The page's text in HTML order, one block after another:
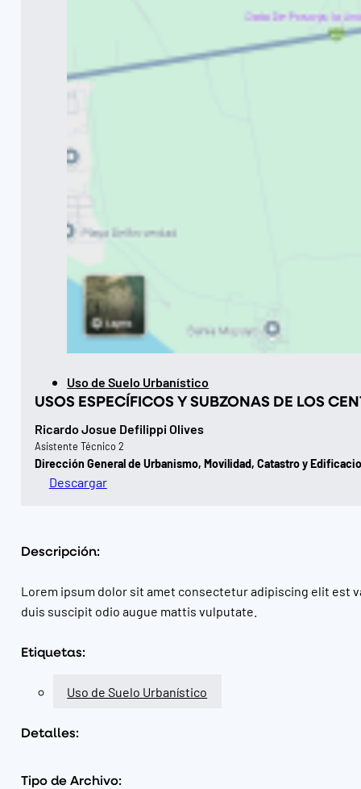
Uso de Suelo Urbanístico
USOS ESPECÍFICOS Y SUBZONAS DE LOS
Ricardo Josue Defilippi Olives
Asistente Técnico 2
Dirección General de Urbanismo, Movilidad, Catastro y
Descargar
Descripción:
Lorem ipsum dolor sit amet consectetur adipiscing elit est
duis suscipit odio augue mattis vulputate.
Etiquetas:
Uso de Suelo Urbanístico
Detalles:
Tipo de Archivo: